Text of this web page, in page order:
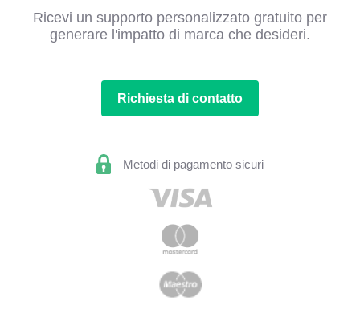
Ricevi un supporto personalizzato gratuito per
generare l'impatto di marca che desideri.
Richiesta di contatto
Metodi di pagamento sicuri